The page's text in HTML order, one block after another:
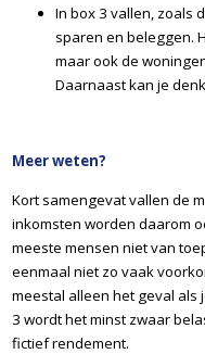
In box 3 vallen, zoals
sparen en beleggen.
maar ook de
Daarnaast kan je
Meer weten?
Kort samengevat vallen de
inkomsten worden daarom
meeste mensen niet van
eenmaal niet zo vaak
meestal alleen het geval als
3 wordt het minst zwaar
fictief rendement.